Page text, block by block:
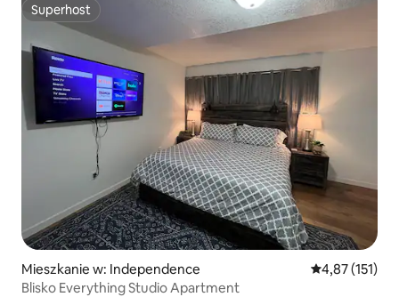
Superhost
Superhost
Mieszkanie w: Independence Średnia
4,87 (151)
Blisko Everything Studio Apartment